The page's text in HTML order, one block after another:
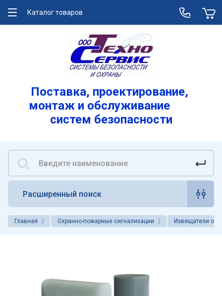
Реквизиты
Каталог товаров
Поставка, проектирование,
монтаж и обслуживание
систем безопасности
Расширенный поиск
Главная Охранно-пожарные сигнализации Извещатели